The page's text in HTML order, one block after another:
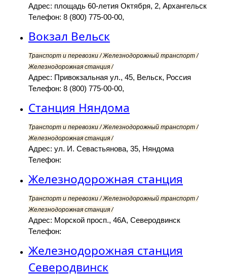
Адрес: площадь 60-летия Октября, 2, Архангельск
Телефон: 8 (800) 775-00-00,
Вокзал Вельск
Транспорт и перевозки / Железнодорожный транспорт /
Железнодорожная станция /
Адрес: Привокзальная ул., 45, Вельск, Россия
Телефон: 8 (800) 775-00-00,
Станция Няндома
Транспорт и перевозки / Железнодорожный транспорт /
Железнодорожная станция /
Адрес: ул. И. Севастьянова, 35, Няндома
Телефон:
Железнодорожная станция
Транспорт и перевозки / Железнодорожный транспорт /
Железнодорожная станция /
Адрес: Морской просп., 46А, Северодвинск
Телефон:
Железнодорожная станция
Северодвинск